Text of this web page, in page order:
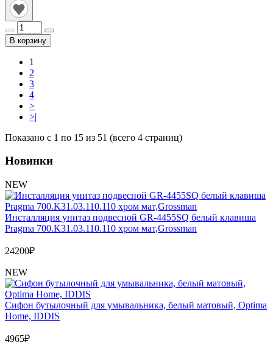
В корзину
1
2
3
4
>
>|
Показано с 1 по 15 из 51 (всего 4 страниц)
Новинки
NEW
Инсталляция унитаз подвесной GR-4455SQ белый клавиша
Pragma 700.K31.03.110.110 хром мат,Grossman
24200₽
NEW
Сифон бутылочный для умывальника, белый матовый, Optima
Home, IDDIS
4965₽